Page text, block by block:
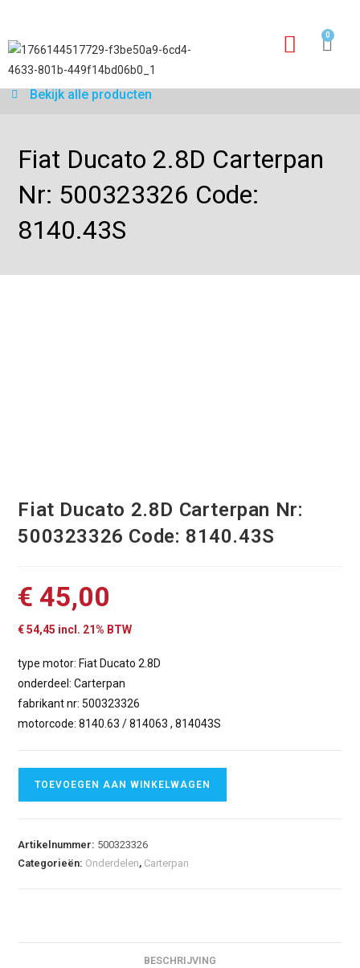
0
Bekijk alle producten
Fiat Ducato 2.8D Carterpan
Nr: 500323326 Code:
8140.43S
Fiat Ducato 2.8D Carterpan Nr:
500323326 Code: 8140.43S
€ 45,00
€54,45 incl. 21% BTW
type motor: Fiat Ducato 2.8D
onderdeel: Carterpan
fabrikant nr: 500323326
motorcode: 8140.63 / 814063 , 814043S
TOEVOEGEN AAN WINKELWAGEN
Artikelnummer: 500323326
Categorieën: Onderdelen, Carterpan
BESCHRIJVING